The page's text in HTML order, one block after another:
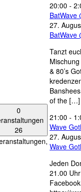
0
26
20:00 -
BatWave
27.
BatWave
Tanzt
& 80’s
of the […]
21:00 -
Wave
27.
Wave
Jeden
21.00